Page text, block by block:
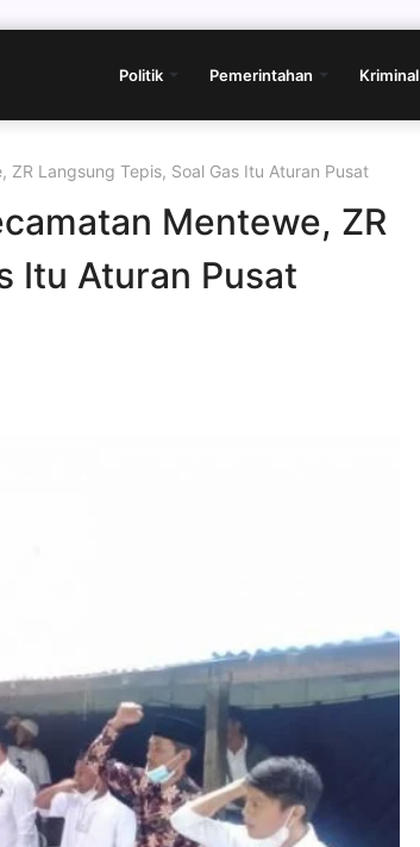
Politik Pemerintahan Kriminal
Langsung Tepis, Soal Gas Itu Aturan Pusat
Mentewe, ZR
Itu Aturan Pusat